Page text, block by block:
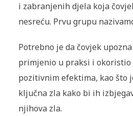
i zabranjenih djela koja
nesreću. Prvu grupu
Potrebno je da čovjek
primjenio u praksi i okoristio
pozitivnim efektima, kao što
ključna zla kako bi ih
njihova zla.